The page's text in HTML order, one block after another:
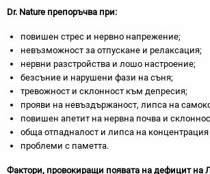
Dr. Nature препоръчва при:
повишен стрес и нервно напрежение;
невъзможност за отпускане и релаксация;
нервни разстройства и лошо настроение;
безсъние и нарушени фази на съня;
тревожност и склонност към депресия;
прояви на невъздържаност, липса на
повишен апетит на нервна почва и
обща отпадналост и липса на
проблеми с паметта.
Фактори, провокиращи появата на дефицит на